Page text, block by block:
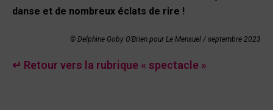
danse et de nombreux éclats de rire !
© Delphine Goby O’Brien pour Le Mensuel / septembre 2023
↵ Retour vers la rubrique « spectacle »